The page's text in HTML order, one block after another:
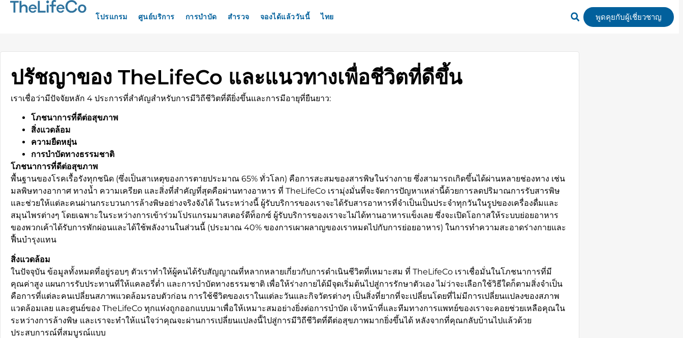
โปรแกรม ศูนย์บริการ การบำบัด สำรวจ จองได้แล้ววันนี้ ไทย พูดคุยกับผู้เชี่ยวชาญ
ปรัชญาของ TheLifeCo และแนวทางเพื่อชีวิตที่ดีขึ้น
เราเชื่อว่ามีปัจจัยหลัก 4 ประการที่สำคัญสำหรับการมีวิถีชีวิตที่ดียิ่งขึ้นและการมีอายุที่ยืนยาว:
โภชนาการที่ดีต่อสุขภาพ
สิ่งแวดล้อม
ความยืดหยุ่น
การบำบัดทางธรรมชาติ
โภชนาการที่ดีต่อสุขภาพ
พื้นฐานของโรคเรื้อรังทุกชนิด (ซึ่งเป็นสาเหตุของการตายประมาณ 65% ทั่วโลก) คือการสะสมของสารพิษในร่างกาย ซึ่งสามารถเกิดขึ้นได้ผ่านหลายช่องทาง เช่น
มลพิษทางอากาศ ทางน้ำ ความเครียด และสิ่งที่สำคัญที่สุดคือผ่านทางอาหาร ที่ TheLifeCo เรามุ่งมั่นที่จะจัดการปัญหาเหล่านี้ด้วยการลดปริมาณการรับสารพิษ
และช่วยให้แต่ละคนผ่านกระบวนการล้างพิษอย่างจริงจังได้ ในระหว่างนี้ ผู้รับบริการของเราจะได้รับสารอาหารที่จำเป็นเป็นประจำทุกวันในรูปของเครื่องดื่มและ
สมุนไพรต่างๆ โดยเฉพาะในระหว่างการเข้าร่วมโปรแกรมมาสเตอร์ดีท็อกซ์ ผู้รับบริการของเราจะไม่ได้ทานอาหารแข็งเลย ซึ่งจะเปิดโอกาสให้ระบบย่อยอาหาร
ของพวกเค้าได้รับการพักผ่อนและได้ใช้พลังงานในส่วนนี้ (ประมาณ 40% ของการเผาผลาญของเราหมดไปกับการย่อยอาหาร) ในการทำความสะอาดร่างกายและ
ฟื้นบำรุงแทน
สิ่งแวดล้อม
ในปัจจุบัน ข้อมูลทั้งหมดที่อยู่รอบๆ ตัวเราทำให้ผู้คนได้รับสัญญาณที่หลากหลายเกี่ยวกับการดำเนินชีวิตที่เหมาะสม ที่ TheLifeCo เราเชื่อมั่นในโภชนาการที่มี
คุณค่าสูง แผนการรับประทานที่ให้แคลอรี่ต่ำ และการบำบัดทางธรรมชาติ เพื่อให้ร่างกายได้มีจุดเริ่มต้นไปสู่การรักษาตัวเอง ไม่ว่าจะเลือกใช้วิธีใดก็ตามสิ่งจำเป็น
คือการที่แต่ละคนเปลี่ยนสภาพแวดล้อมรอบตัวก่อน การใช้ชีวิตของเราในแต่ละวันและกิจวัตรต่างๆ เป็นสิ่งที่ยากที่จะเปลี่ยนโดยที่ไม่มีการเปลี่ยนแปลงของสภาพ
แวดล้อมเลย และศูนย์ของ TheLifeCo ทุกแห่งถูกออกแบบมาเพื่อให้เหมาะสมอย่างยิ่งต่อการบำบัด เจ้าหน้าที่และทีมทางการแพทย์ของเราจะคอยช่วยเหลือคุณใน
ระหว่างการล้างพิษ และเราจะทำให้แน่ใจว่าคุณจะผ่านการเปลี่ยนแปลงนี้ไปสู่การมีวิถีชีวิตที่ดีต่อสุขภาพมากยิ่งขึ้นได้ หลังจากที่คุณกลับบ้านไปแล้วด้วย
ประสบการณ์ที่สมบูรณ์แบบ